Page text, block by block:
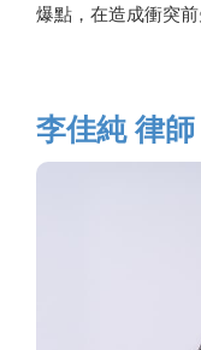
爆點，在造成衝突
李佳純 律師